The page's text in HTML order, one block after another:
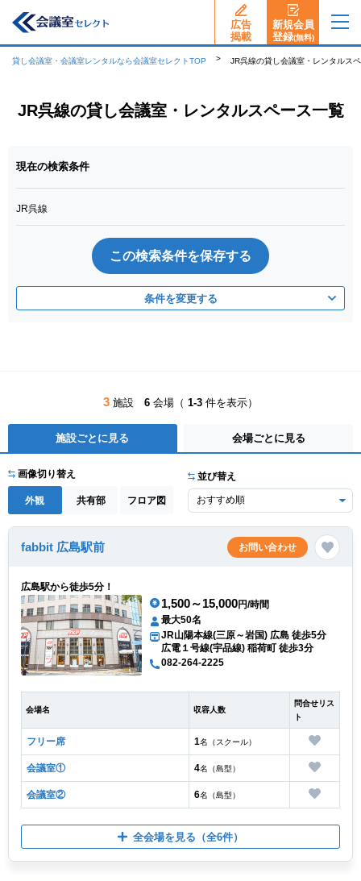
広告
揭載
新規会員
登録(無料)
貸し会議室・会議室レンタルなら会議室セレクトTOP JR呉線の貸し会議室・レンタルス
JR呉線の貸し会議室・レンタルスペース一覧
現在の検索条件
JR呉線
この検索条件を保存する
条件を変更する
3 施設 6 会場（ 1-3 件を表示）
施設ごとに見る 会場ごとに見る
画像切り替え
外観 共有部 フロア図
並び替え
fabbit 広島駅前 お問い合わせ
広島駅から徒歩5分！
1,500～15,000円/時間
最大50名
JR山陽本線(三原～岩国) 広島 徒歩5分
広電１号線(宇品線) 稲荷町 徒歩3分
082-264-2225
会場名 収容人数
問合せリス
ト
フリー席 1名（スクール）
会議室① 4名（島型）
会議室② 6名（島型）
全会場を見る （全6件）